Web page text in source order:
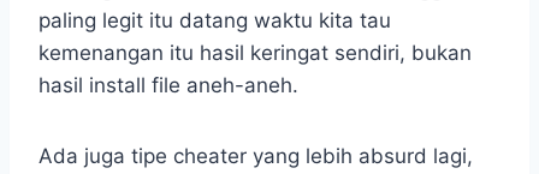
paling legit itu datang waktu kita tau
kemenangan itu hasil keringat sendiri, bukan
hasil install file aneh-aneh.
Ada juga tipe cheater yang lebih absurd lagi,